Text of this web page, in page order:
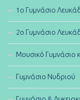
1ο Γυμνάσιο
2ο Γυμνάσιο
Μουσικό Γυμνάσιο
Γυμνάσιο Νυδριού